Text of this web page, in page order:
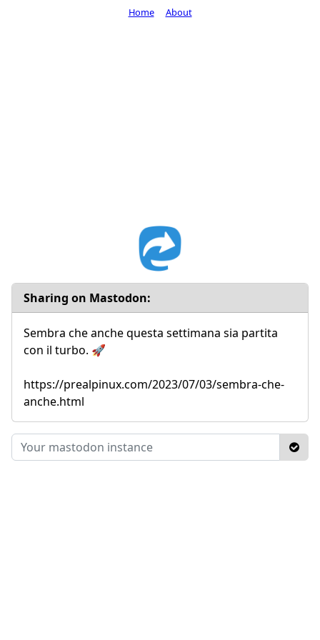
Sharing on Mastodon:
Sembra che anche questa settimana sia partita
con il turbo. 🚀
https://prealpinux.com/2023/07/03/sembra-che-
anche.html
Home About